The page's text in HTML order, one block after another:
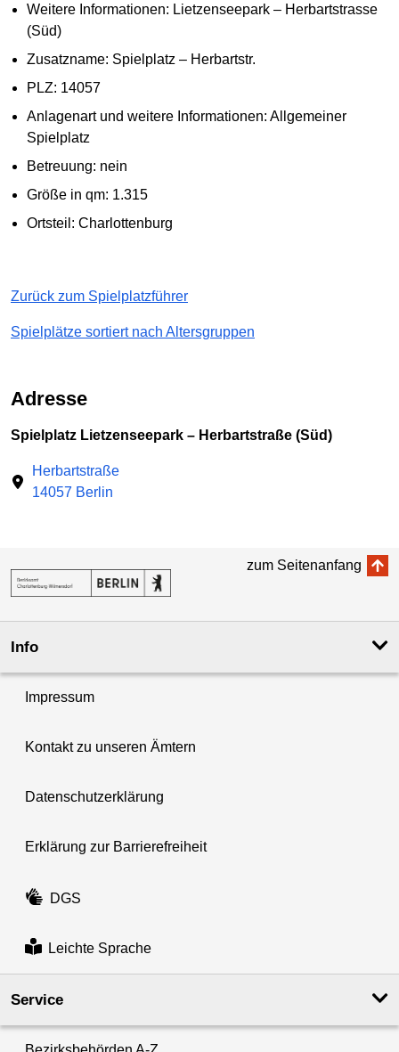
Weitere Informationen: Lietzenseepark – Herbartstrasse
(Süd)
Zusatzname: Spielplatz – Herbartstr.
PLZ: 14057
Anlagenart und weitere Informationen: Allgemeiner
Spielplatz
Betreuung: nein
Größe in qm: 1.315
Ortsteil: Charlottenburg
Zurück zum Spielplatzführer
Spielplätze sortiert nach Altersgruppen
Adresse
Spielplatz Lietzenseepark – Herbartstraße (Süd)
Herbartstraße
14057 Berlin
zum Seitenanfang
Info
Impressum
Kontakt zu unseren Ämtern
Datenschutzerklärung
Erklärung zur Barrierefreiheit
DGS
Leichte Sprache
Service